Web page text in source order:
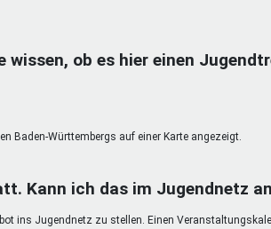
ob es hier einen
Baden-Württembergs auf einer Karte angezeigt.
Kann ich das im Jugendnetz
ins Jugendnetz zu stellen. Einen